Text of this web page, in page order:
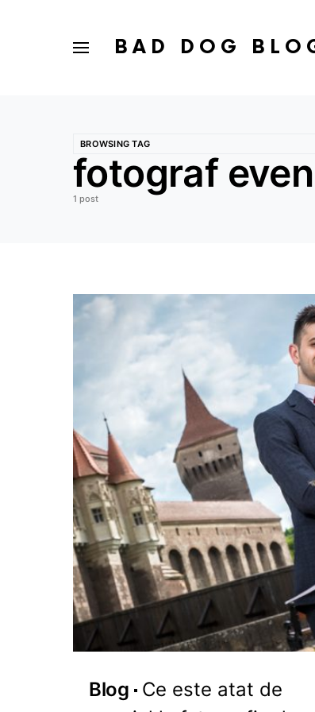
BAD DOG
BROWSING TAG
fotograf
1 post
Blog
Ce este atat de